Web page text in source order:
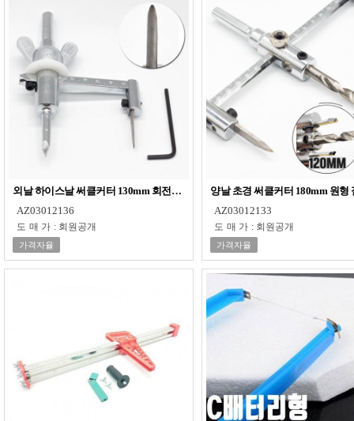
외날 하이스날 써클커터 130mm 회전식 절단기
AZ03012136
도매가 : 회원공개
가격자율
양날 초경 써클커터 180mm 원형
AZ03012133
도매가 : 회원공개
가격자율